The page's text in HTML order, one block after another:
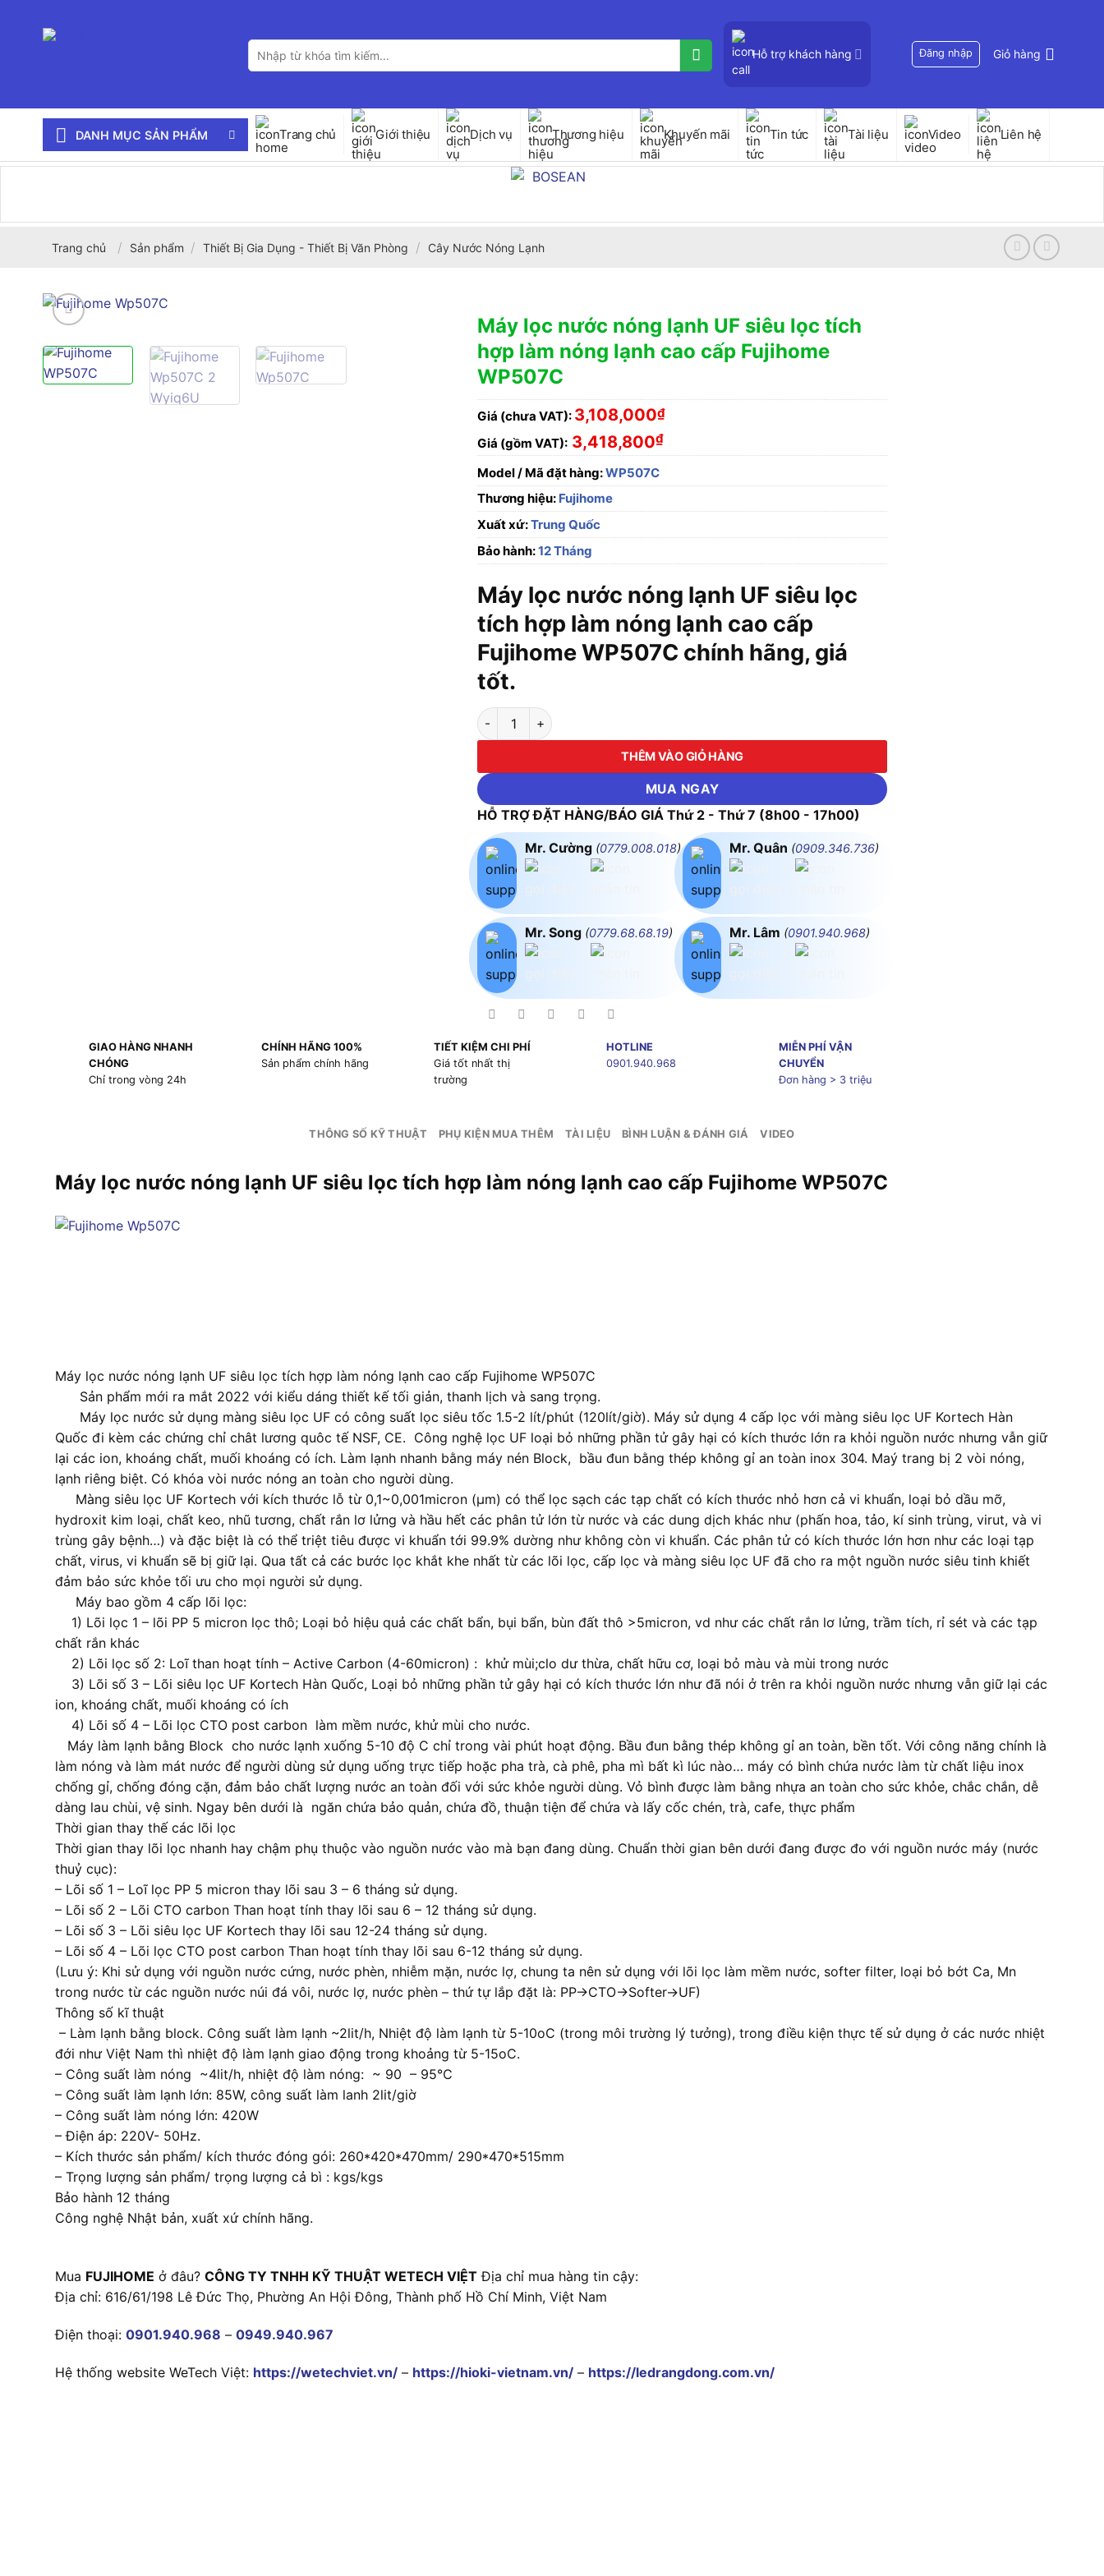
Tìm
kiếm:
Hỗ trợ khách hàng Đăng nhập Giỏ hàng
DANH MỤC SẢN PHẨM Trang chủ Giới thiệu Dịch vụ Thương hiệu Khuyến mãi Tin tức Tài liệu Video Liên hệ
Trang chủ / Sản phẩm / Thiết Bị Gia Dụng - Thiết Bị Văn Phòng / Cây Nước Nóng Lạnh
Máy lọc nước nóng lạnh UF siêu lọc tích
hợp làm nóng lạnh cao cấp Fujihome
WP507C
Giá (chưa VAT): 3,108,000₫
Giá (gồm VAT): 3,418,800₫
Model / Mã đặt hàng:WP507C
Thương hiệu: Fujihome
Xuất xứ:Trung Quốc
Bảo hành:12 Tháng
Máy lọc nước nóng lạnh UF siêu lọc
tích hợp làm nóng lạnh cao cấp
Fujihome WP507C chính hãng, giá
tốt.
Máy lọc nước nóng lạnh UF siêu lọc tích hợp làm nóng lạnh cao cấp Fujihome WP507C số lượng
THÊM VÀO GIỎ HÀNG
MUA NGAY
HỖ TRỢ ĐẶT HÀNG/BÁO GIÁ Thứ 2 - Thứ 7 (8h00 - 17h00)
Mr. Cường (0779.008.018)
Mr. Song (0779.68.68.19)
Mr. Quân (0909.346.736)
Mr. Lâm (0901.940.968)
GIAO HÀNG NHANH
CHÓNG
Chỉ trong vòng 24h
CHÍNH HÃNG 100%
Sản phẩm chính hãng
TIẾT KIỆM CHI PHÍ
Giá tốt nhất thị
trường
HOTLINE
0901.940.968
MIỄN PHÍ VẬN
CHUYỂN
Đơn hàng > 3 triệu
THÔNG SỐ KỸ THUẬT PHỤ KIỆN MUA THÊM TÀI LIỆU BÌNH LUẬN & ĐÁNH GIÁ VIDEO
Máy lọc nước nóng lạnh UF siêu lọc tích hợp làm nóng lạnh cao cấp Fujihome WP507C
Máy lọc nước nóng lạnh UF siêu lọc tích hợp làm nóng lạnh cao cấp Fujihome WP507C
Sản phẩm mới ra mắt 2022 với kiểu dáng thiết kế tối giản, thanh lịch và sang trọng.
Máy lọc nước sử dụng màng siêu lọc UF có công suất lọc siêu tốc 1.5-2 lít/phút (120lít/giờ). Máy sử dụng 4 cấp lọc với màng siêu lọc UF Kortech Hàn
Quốc đi kèm các chứng chỉ chât lương quôc tế NSF, CE. Công nghệ lọc UF loại bỏ những phần tử gây hại có kích thước lớn ra khỏi nguồn nước nhưng vẫn giữ
lại các ion, khoáng chất, muối khoáng có ích. Làm lạnh nhanh bằng máy nén Block, bầu đun bằng thép không gỉ an toàn inox 304. Maý trang bị 2 vòi nóng,
lạnh riêng biệt. Có khóa vòi nước nóng an toàn cho người dùng.
Màng siêu lọc UF Kortech với kích thước lỗ từ 0,1~0,001micron (µm) có thể lọc sạch các tạp chất có kích thước nhỏ hơn cả vi khuẩn, loại bỏ dầu mỡ,
hydroxit kim loại, chất keo, nhũ tương, chất rắn lơ lửng và hầu hết các phân tử lớn từ nước và các dung dịch khác như (phấn hoa, tảo, kí sinh trùng, virut, và vi
trùng gây bệnh…) và đặc biệt là có thể triệt tiêu được vi khuẩn tới 99.9% dường như không còn vi khuẩn. Các phân tử có kích thước lớn hơn như các loại tạp
chất, virus, vi khuẩn sẽ bị giữ lại. Qua tất cả các bước lọc khắt khe nhất từ các lõi lọc, cấp lọc và màng siêu lọc UF đã cho ra một nguồn nước siêu tinh khiết
đảm bảo sức khỏe tối ưu cho mọi người sử dụng.
Máy bao gồm 4 cấp lõi lọc:
1) Lõi lọc 1 – lõi PP 5 micron lọc thô; Loại bỏ hiệu quả các chất bẩn, bụi bẩn, bùn đất thô >5micron, vd như các chất rắn lơ lửng, trầm tích, rỉ sét và các tạp
chất rắn khác
2) Lõi lọc số 2: Loĩ than hoạt tính – Active Carbon (4-60micron) : khử mùi;clo dư thừa, chất hữu cơ, loại bỏ màu và mùi trong nước
3) Lõi số 3 – Lõi siêu lọc UF Kortech Hàn Quốc, Loại bỏ những phần tử gây hại có kích thước lớn như đã nói ở trên ra khỏi nguồn nước nhưng vẫn giữ lại các
ion, khoáng chất, muối khoáng có ích
4) Lõi số 4 – Lõi lọc CTO post carbon làm mềm nước, khử mùi cho nước.
Máy làm lạnh bằng Block cho nước lạnh xuống 5-10 độ C chỉ trong vài phút hoạt động. Bầu đun bằng thép không gỉ an toàn, bền tốt. Với công năng chính là
làm nóng và làm mát nước để người dùng sử dụng uống trực tiếp hoặc pha trà, cà phê, pha mì bất kì lúc nào… máy có bình chứa nước làm từ chất liệu inox
chống gỉ, chống đóng cặn, đảm bảo chất lượng nước an toàn đối với sức khỏe người dùng. Vỏ bình được làm bằng nhựa an toàn cho sức khỏe, chắc chắn, dễ
dàng lau chùi, vệ sinh. Ngay bên dưới là ngăn chứa bảo quản, chứa đồ, thuận tiện để chứa và lấy cốc chén, trà, cafe, thực phẩm
Thời gian thay thế các lõi lọc
Thời gian thay lõi lọc nhanh hay chậm phụ thuộc vào nguồn nước vào mà bạn đang dùng. Chuẩn thời gian bên dưới đang được đo với nguồn nước máy (nước
thuỷ cục):
– Lõi số 1 – Loĩ lọc PP 5 micron thay lõi sau 3 – 6 tháng sử dụng.
– Lõi số 2 – Lõi CTO carbon Than hoạt tính thay lõi sau 6 – 12 tháng sử dụng.
– Lõi số 3 – Lõi siêu lọc UF Kortech thay lõi sau 12-24 tháng sử dụng.
– Lõi số 4 – Lõi lọc CTO post carbon Than hoạt tính thay lõi sau 6-12 tháng sử dụng.
(Lưu ý: Khi sử dụng với nguồn nước cứng, nước phèn, nhiễm mặn, nước lợ, chung ta nên sử dụng với lõi lọc làm mềm nước, softer filter, loại bỏ bớt Ca, Mn
trong nước từ các nguồn nước núi đá vôi, nước lợ, nước phèn – thứ tự lắp đặt là: PP->CTO->Softer->UF)
Thông số kĩ thuật
– Làm lạnh bằng block. Công suất làm lạnh ~2lit/h, Nhiệt độ làm lạnh từ 5-10oC (trong môi trường lý tưởng), trong điều kiện thực tế sử dụng ở các nước nhiệt
đới như Việt Nam thì nhiệt độ làm lạnh giao động trong khoảng từ 5-15oC.
– Công suất làm nóng ~4lit/h, nhiệt độ làm nóng: ~ 90 – 95℃
– Công suất làm lạnh lớn: 85W, công suất làm lanh 2lit/giờ
– Công suất làm nóng lớn: 420W
– Điện áp: 220V- 50Hz.
– Kích thước sản phẩm/ kích thước đóng gói: 260*420*470mm/ 290*470*515mm
– Trọng lượng sản phẩm/ trọng lượng cả bì : kgs/kgs
Bảo hành 12 tháng
Công nghệ Nhật bản, xuất xứ chính hãng.
Mua FUJIHOME ở đâu? CÔNG TY TNHH KỸ THUẬT WETECH VIỆT Địa chỉ mua hàng tin cậy:
Địa chỉ: 616/61/198 Lê Đức Thọ, Phường An Hội Đông, Thành phố Hồ Chí Minh, Việt Nam
Điện thoại: 0901.940.968 – 0949.940.967
Hệ thống website WeTech Việt: https://wetechviet.vn/ – https://hioki-vietnam.vn/ – https://ledrangdong.com.vn/